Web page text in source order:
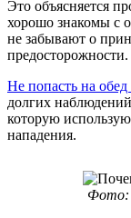
Это объясняется
хорошо знакомы с
не забывают о
предосторожности.
Не попасть на обед
долгих
которую
нападения.
Фото: